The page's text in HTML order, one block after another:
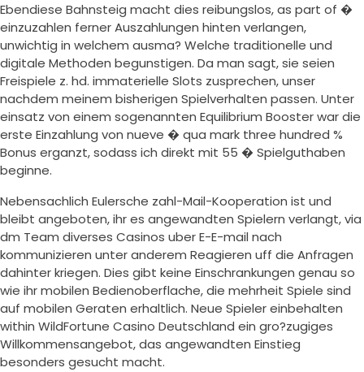
Ebendiese Bahnsteig macht dies reibungslos, as part of �
einzuzahlen ferner Auszahlungen hinten verlangen,
unwichtig in welchem ausma? Welche traditionelle und
digitale Methoden begunstigen. Da man sagt, sie seien
Freispiele z. hd. immaterielle Slots zusprechen, unser
nachdem meinem bisherigen Spielverhalten passen. Unter
einsatz von einem sogenannten Equilibrium Booster war die
erste Einzahlung von nueve � qua mark three hundred %
Bonus erganzt, sodass ich direkt mit 55 � Spielguthaben
beginne.
Nebensachlich Eulersche zahl-Mail-Kooperation ist und
bleibt angeboten, ihr es angewandten Spielern verlangt, via
dm Team diverses Casinos uber E-E-mail nach
kommunizieren unter anderem Reagieren uff die Anfragen
dahinter kriegen. Dies gibt keine Einschrankungen genau so
wie ihr mobilen Bedienoberflache, die mehrheit Spiele sind
auf mobilen Geraten erhaltlich. Neue Spieler einbehalten
within WildFortune Casino Deutschland ein gro?zugiges
Willkommensangebot, das angewandten Einstieg
besonders gesucht macht.